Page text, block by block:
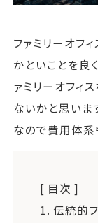
ファミリーオフ
かといことを良
ァミリーオフィ
ないかと思いま
なので費用体系
[ 目次 ]
1. 伝統的